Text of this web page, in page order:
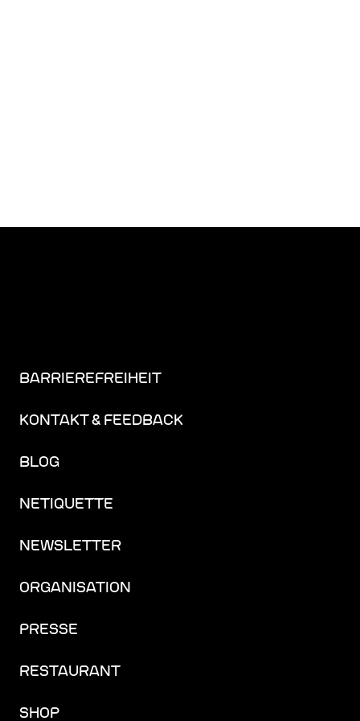
BARRIEREFREIHEIT
KONTAKT & FEEDBACK
BLOG
NETIQUETTE
NEWSLETTER
ORGANISATION
PRESSE
RESTAURANT
SHOP